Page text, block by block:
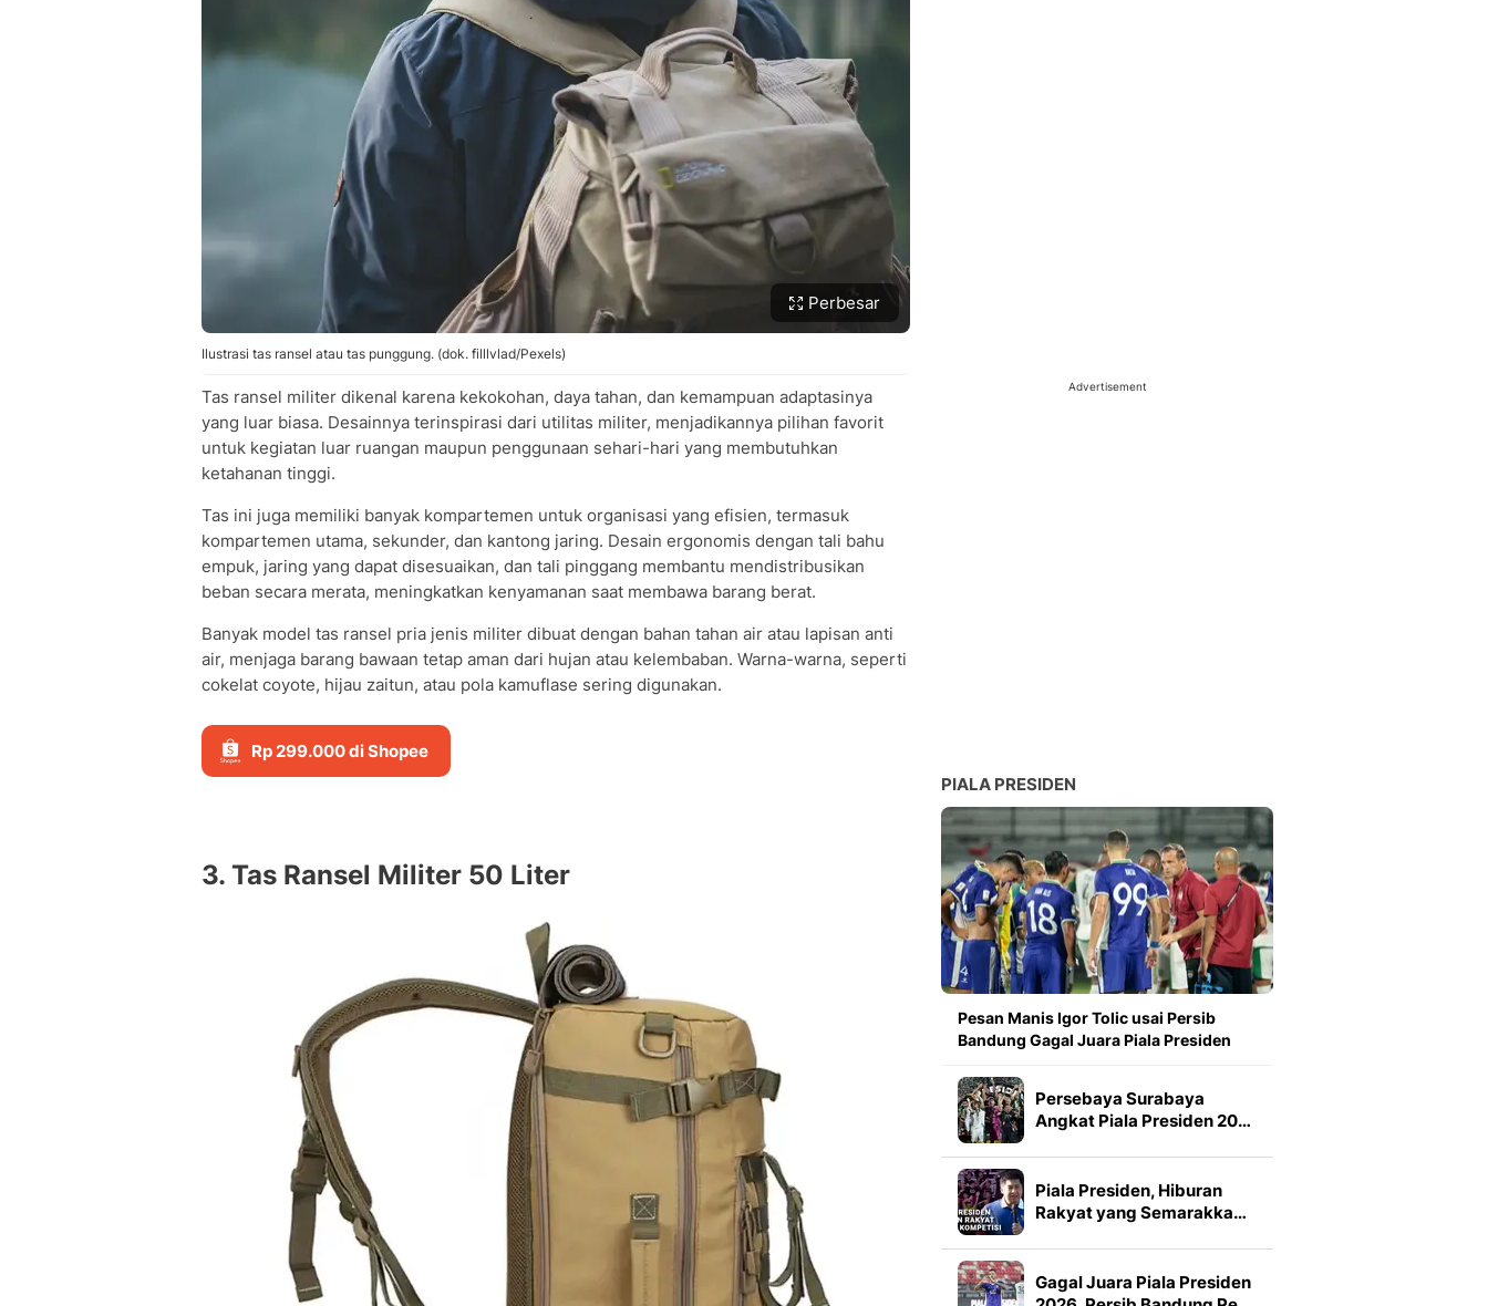
Perbesar
Ilustrasi tas ransel atau tas punggung. (dok. filllvlad/Pexels)
Tas ransel militer dikenal karena kekokohan, daya tahan, dan kemampuan adaptasinya
yang luar biasa. Desainnya terinspirasi dari utilitas militer, menjadikannya pilihan favorit
untuk kegiatan luar ruangan maupun penggunaan sehari-hari yang membutuhkan
ketahanan tinggi.
Tas ini juga memiliki banyak kompartemen untuk organisasi yang efisien, termasuk
kompartemen utama, sekunder, dan kantong jaring. Desain ergonomis dengan tali bahu
empuk, jaring yang dapat disesuaikan, dan tali pinggang membantu mendistribusikan
beban secara merata, meningkatkan kenyamanan saat membawa barang berat.
Banyak model tas ransel pria jenis militer dibuat dengan bahan tahan air atau lapisan anti
air, menjaga barang bawaan tetap aman dari hujan atau kelembaban. Warna-warna, seperti
cokelat coyote, hijau zaitun, atau pola kamuflase sering digunakan.
Rp 299.000 di Shopee
3. Tas Ransel Militer 50 Liter
Advertisement
PIALA PRESIDEN
Pesan Manis Igor Tolic usai Persib
Bandung Gagal Juara Piala Presiden
Persebaya Surabaya
Angkat Piala Presiden 20…
Piala Presiden, Hiburan
Rakyat yang Semarakka…
Gagal Juara Piala Presiden